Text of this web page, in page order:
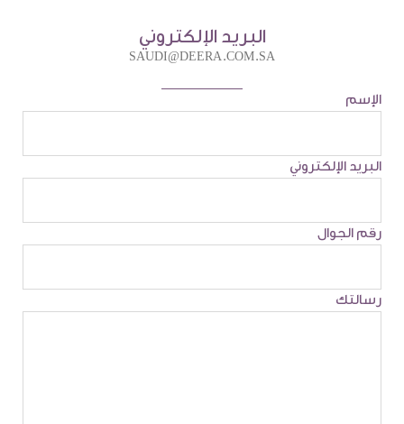
البريد الإلكتروني
SAUDI@DEERA.COM.SA
الإسم
البريد الإلكتروني
رقم الجوال
رسالتك